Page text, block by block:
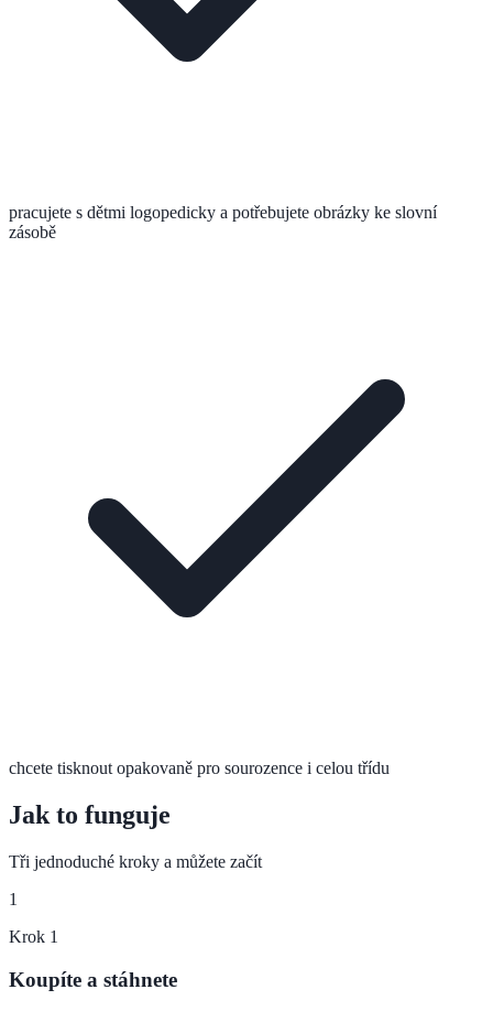
pracujete s dětmi logopedicky a potřebujete obrázky ke slovní
zásobě
chcete tisknout opakovaně pro sourozence i celou třídu
Jak to funguje
Tři jednoduché kroky a můžete začít
1
Krok 1
Koupíte a stáhnete